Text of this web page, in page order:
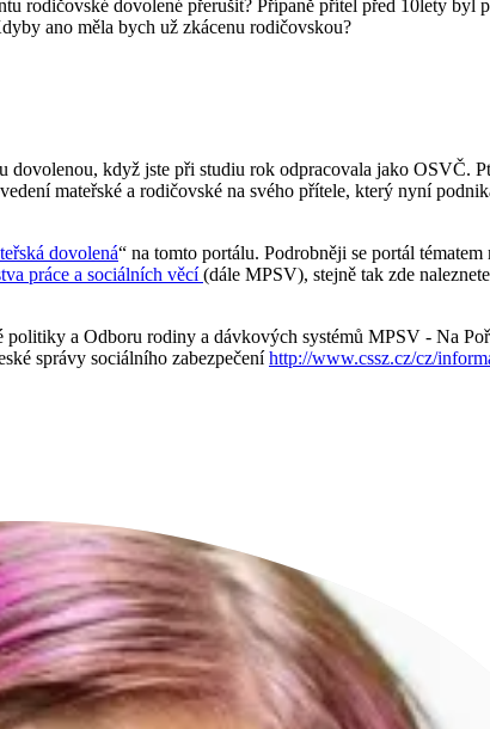
rodičovské dovolené přerušit? Přípaně přítel před 10lety byl
ano měla bych už zkácenu rodičovskou?
když jste při studiu rok odpracovala jako OSVČ.
mateřské a rodičovské na svého přítele, který nyní
dovolená“ na tomto portálu. Podrobněji se portál
práce a sociálních věcí(dále MPSV), stejně tak zde
a Odboru rodiny a dávkových systémů MPSV - Na
správy sociálního zabezpečeníhttp://www.cssz.cz/cz/